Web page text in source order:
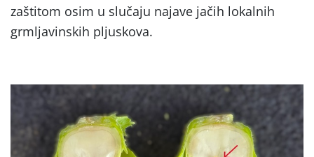
zaštitom osim u slučaju najave jačih lokalnih
grmljavinskih pljuskova.